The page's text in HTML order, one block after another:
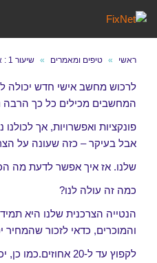
ראשי » טיפים ומאמרים » שיעור 1 : איך לקנות מחשב ?
לרכוש מחשב אישי חדש יכולה
המחשבים מכילים כל כך הרבה
פונקציות ואפשרויות, אך
אבל בעיקר – כזה שעונה על
שלנו. אז איך אפשר לדעת מה
כמה זה עולה לנו?
הנטייה הצרכנית שלנו היא
והמוכרים, כדאי לזכור שהמחיר
לקפוץ עד ל-20